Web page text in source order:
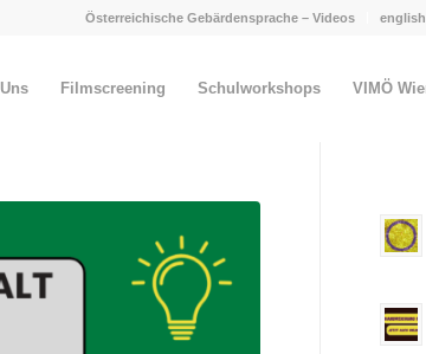
Österreichische Gebärdensprache – Videos english
Filmscreening Schulworkshops VIMÖ